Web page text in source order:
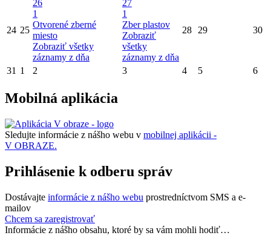
24 25
26
1
Otvorené zberné
miesto
Zobraziť všetky
záznamy z dňa
27
1
Zber plastov
Zobraziť
všetky
záznamy z dňa
28 29 30
31 1 2 3 4 5 6
Mobilná aplikácia
Sledujte informácie z nášho webu v mobilnej aplikácii -
V OBRAZE.
Prihlásenie k odberu správ
Dostávajte informácie z nášho webu prostredníctvom SMS a e-
mailov
Chcem sa zaregistrovať
Informácie z nášho obsahu, ktoré by sa vám mohli hodiť…